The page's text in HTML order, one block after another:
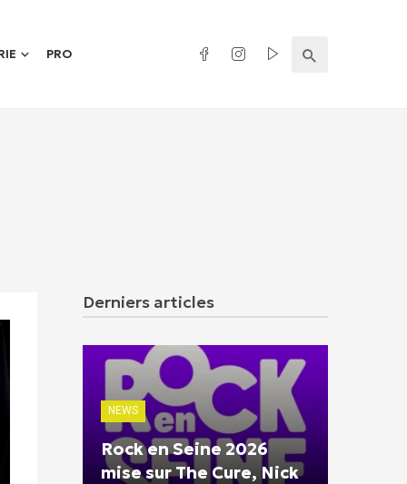
PRO
Derniers articles
NEWS
Rock en Seine 2026
mise sur The Cure, Nick